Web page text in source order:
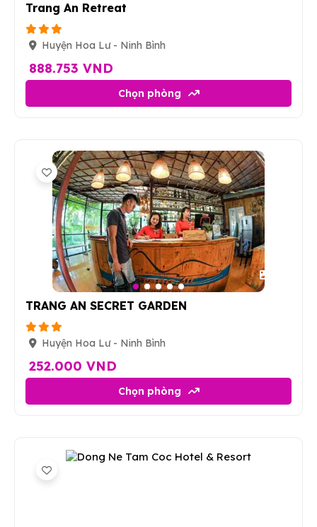
Trang An Retreat
Huyện Hoa Lư - Ninh Bình
888.753 VND
Chọn phòng
TRANG AN SECRET GARDEN
Huyện Hoa Lư - Ninh Bình
252.000 VND
Chọn phòng